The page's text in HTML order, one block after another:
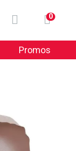
0
navigation
Promos